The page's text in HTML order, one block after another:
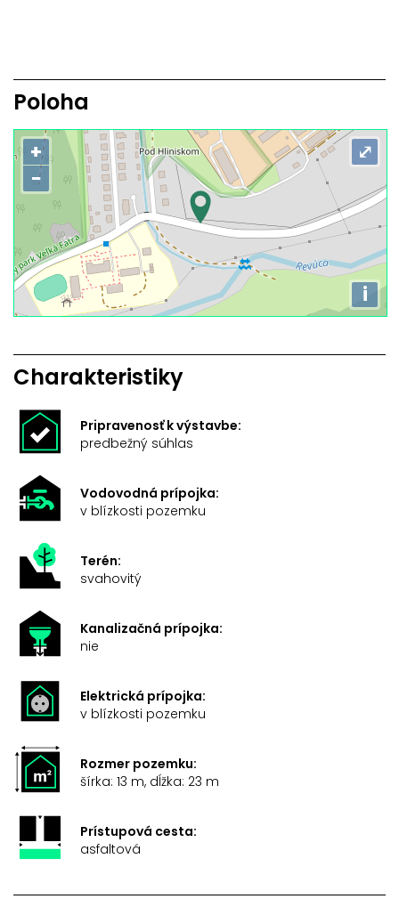
Poloha
+
−
i
⤢
Charakteristiky
Pripravenosť k výstavbe:
predbežný súhlas
Vodovodná prípojka:
v blízkosti pozemku
Terén:
svahovitý
Kanalizačná prípojka:
nie
Elektrická prípojka:
v blízkosti pozemku
Rozmer pozemku:
šírka: 13 m, dĺžka: 23 m
Prístupová cesta:
asfaltová